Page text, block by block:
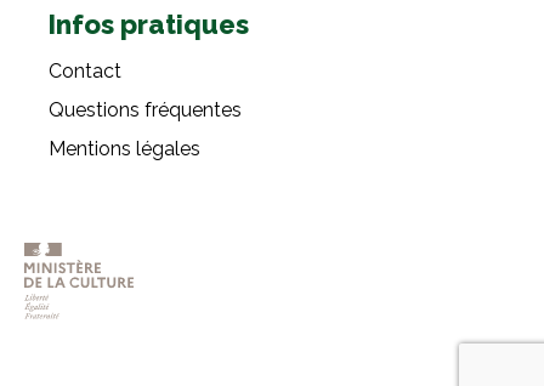
Infos pratiques
Contact
Questions fréquentes
Mentions légales